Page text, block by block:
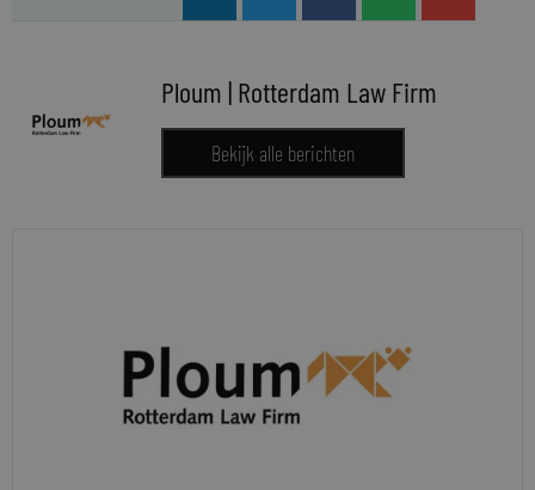
Ploum | Rotterdam Law Firm
Bekijk alle berichten